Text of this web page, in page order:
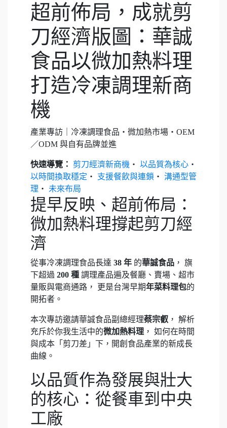
超前佈局，成就剪
刀經濟版圖：華誠
食品以微加熱料理
打造冷凍調理新商
機
產業專訪｜冷凍調理食品・微加熱市場・OEM
／ODM 與自有品牌並進
快速導覽： 剪刀經濟新商機 ・ 以品質為核心 ・
以時間換取穩定 ・ 支援餐飲與連鎖 ・ 溝通型管
理 ・ 未來布局
提早反映、超前佈局：
微加熱料理撐起剪刀經
濟
從事冷凍調理食品長達 38 年 的華誠食品 ， 旗
下超過 200 種 調理產品遍及餐廳、賣場、超市
量販與電商通路， 更是台灣早期年菜料理包的
開拓者。
本次專訪邀請華誠食品副總經理蔡宗叡 ， 解析
充斥於你我生活中的微加熱料理 ， 如何在時間
與成本「剪刀差」下，開創食品產業的新成長
曲線。
以品質作為發展與壯大
的核心：從餐車到中央
工廠